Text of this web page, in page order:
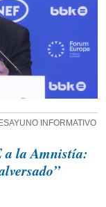
INFORMATIVO
a la Amnistía: